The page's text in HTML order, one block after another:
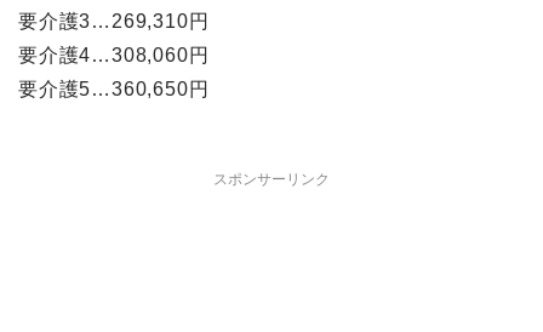
要介護3…269,310円
要介護4…308,060円
要介護5…360,650円
スポンサーリンク